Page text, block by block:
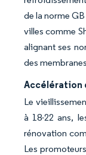
de la norme
villes comme
alignant ses
des
Accélération
Le
à 18-22 ans,
rénovation
Les